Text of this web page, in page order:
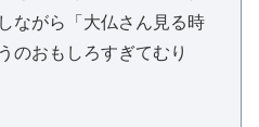
ながら「大仏さん見る時
のおもしろすぎてむり